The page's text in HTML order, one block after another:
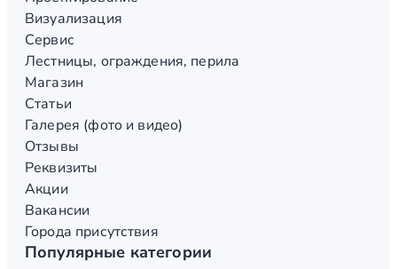
Визуализация
Сервис
Лестницы, ограждения, перила
Магазин
Статьи
Галерея (фото и видео)
Отзывы
Реквизиты
Акции
Вакансии
Города присутствия
Популярные категории